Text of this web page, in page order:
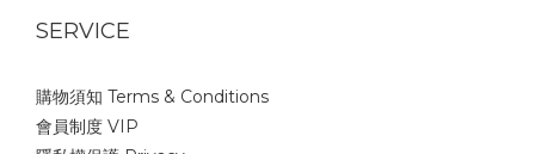
SERVICE
購物須知 Terms & Conditions
會員制度 VIP